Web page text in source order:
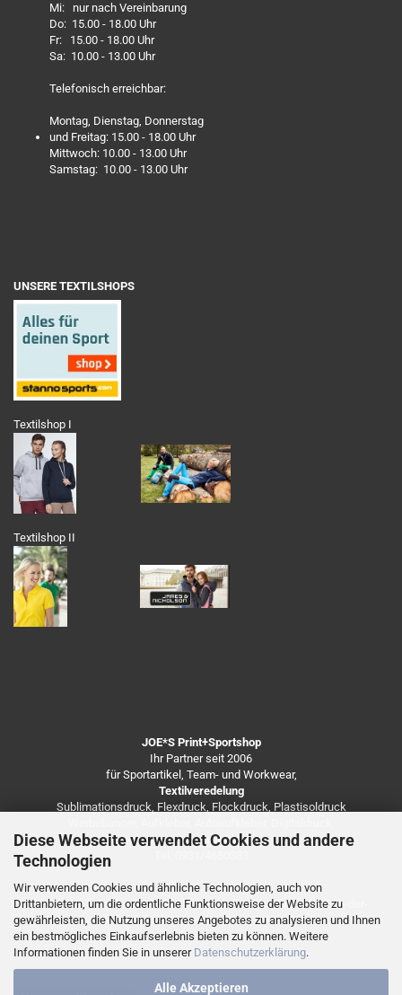
Diese Webseite verwendet Cookies und andere
Technologien
Wir verwenden Cookies und ähnliche Technologien, auch von
Drittanbietern, um die ordentliche Funktionsweise der Website zu
gewährleisten, die Nutzung unseres Angebotes zu analysieren und Ihnen
ein bestmögliches Einkaufserlebnis bieten zu können. Weitere
Informationen finden Sie in unserer Datenschutzerklärung.
Alle Akzeptieren
Mi: nur nach Vereinbarung
Do: 15.00 - 18.00 Uhr
Fr: 15.00 - 18.00 Uhr
Sa: 10.00 - 13.00 Uhr
Telefonisch erreichbar:
Montag, Dienstag, Donnerstag
und Freitag: 15.00 - 18.00 Uhr
Mittwoch: 10.00 - 13.00 Uhr
Samstag: 10.00 - 13.00 Uhr
UNSERE TEXTILSHOPS
Textilshop I
Textilshop II
JOE*S Print+Sportshop
Ihr Partner seit 2006
für Sportartikel, Team- und Workwear,
Textilveredelung
Sublimationsdruck, Flexdruck, Flockdruck, Plastisoldruck
Besticken von Arbeitsbekleidung u.v.m.
https://de.freepik.com/fotos-kostenlos/coronavirus-infektion-der-
vorderansicht-mit-speicherplatz_7248138.htm